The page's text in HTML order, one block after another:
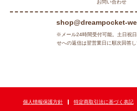
お問い合わせ
shop@dreampocket-
※メール24時間受付可能。土日祝
せへの返信は翌営業日に順次回答し
個人情報保護方針 特定商取引法に基づく表記